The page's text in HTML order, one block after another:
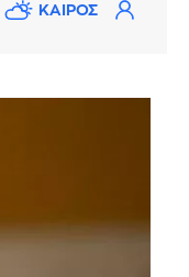
ΚΑΙΡΟΣ